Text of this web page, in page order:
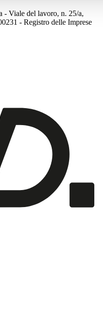
- Viale del lavoro, n. 25/a,
- Registro delle Imprese